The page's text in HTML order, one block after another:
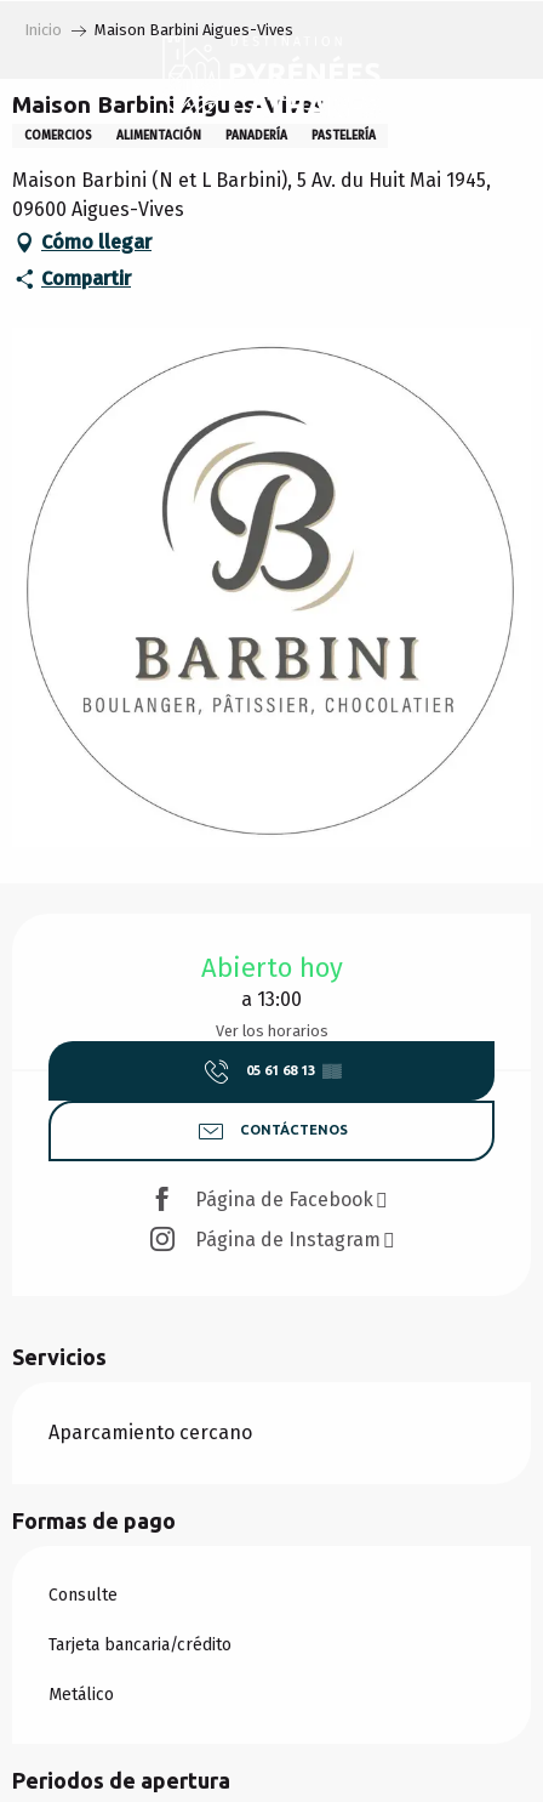
principal
Inicio Maison Barbini Aigues-Vives
Maison Barbini Aigues-Vives
COMERCIOS ALIMENTACIÓN PANADERÍA PASTELERÍA
Maison Barbini (N et L Barbini), 5 Av. du Huit Mai 1945,
09600 Aigues-Vives
Cómo llegar
Compartir
Abierto hoy
a 13:00
Ver los horarios
05 61 68 13 ▒▒
CONTÁCTENOS
Página de Facebook
Página de Instagram
Servicios
Aparcamiento cercano
Formas de pago
Consulte
Tarjeta bancaria/crédito
Metálico
Periodos de apertura